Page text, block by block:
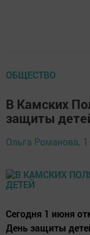
ОБЩЕСТВО
В Камских
защиты
Ольга Романова,
Сегодня 1 июня
День защиты